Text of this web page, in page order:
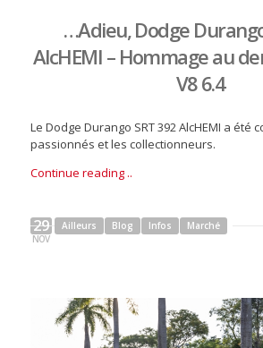
…Adieu, Dodge
AlcHEMI – Hommage au
V8 6.4
Le Dodge Durango SRT 392 AlcHEMI a été
passionnés et les collectionneurs.
Continue reading ..
29
NOV
Ailleurs Blog Infos Marché